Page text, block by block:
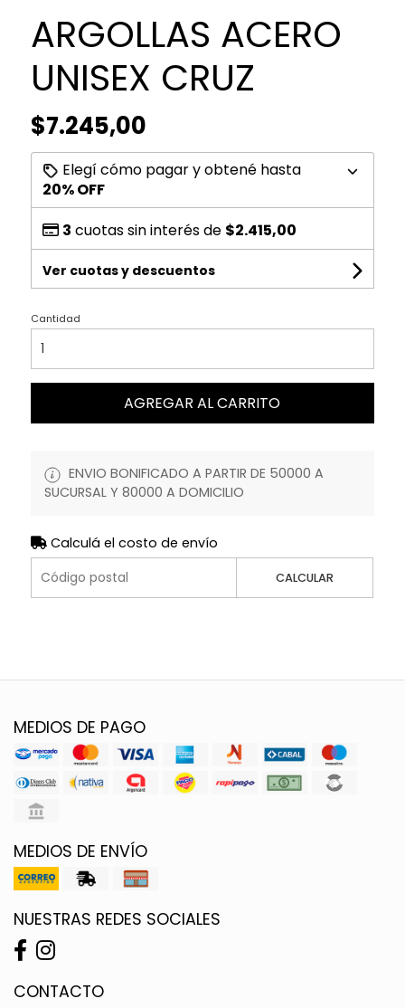
ARGOLLAS ACERO
UNISEX CRUZ
$7.245,00
Elegí cómo pagar y obtené hasta
20% OFF
3 cuotas sin interés de $2.415,00
Ver cuotas y descuentos
Cantidad
AGREGAR AL CARRITO
ENVIO BONIFICADO A PARTIR DE 50000 A
SUCURSAL Y 80000 A DOMICILIO
Calculá el costo de envío
CALCULAR
MEDIOS DE PAGO
MEDIOS DE ENVÍO
NUESTRAS REDES SOCIALES
CONTACTO